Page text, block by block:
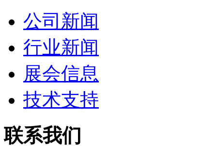
公司新闻
行业新闻
展会信息
技术支持
联系我们